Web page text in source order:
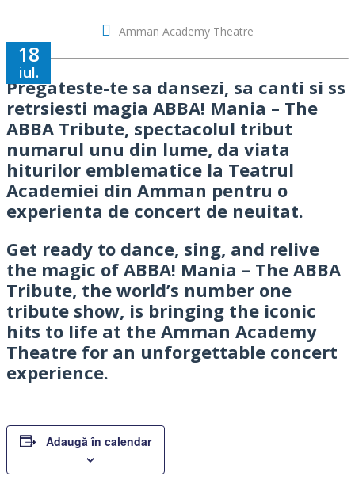
18
iul.
Amman Academy Theatre
Pregateste-te sa dansezi, sa canti si ss
retrsiesti magia ABBA! Mania – The
ABBA Tribute, spectacolul tribut
numarul unu din lume, da viata
hiturilor emblematice la Teatrul
Academiei din Amman pentru o
experienta de concert de neuitat.
Get ready to dance, sing, and relive
the magic of ABBA! Mania – The ABBA
Tribute, the world’s number one
tribute show, is bringing the iconic
hits to life at the Amman Academy
Theatre for an unforgettable concert
experience.
Adaugă în calendar